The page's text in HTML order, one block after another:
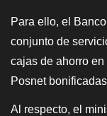
Para ello, el
conjunto de
cajas de ahorro
Posnet
Al respecto, el